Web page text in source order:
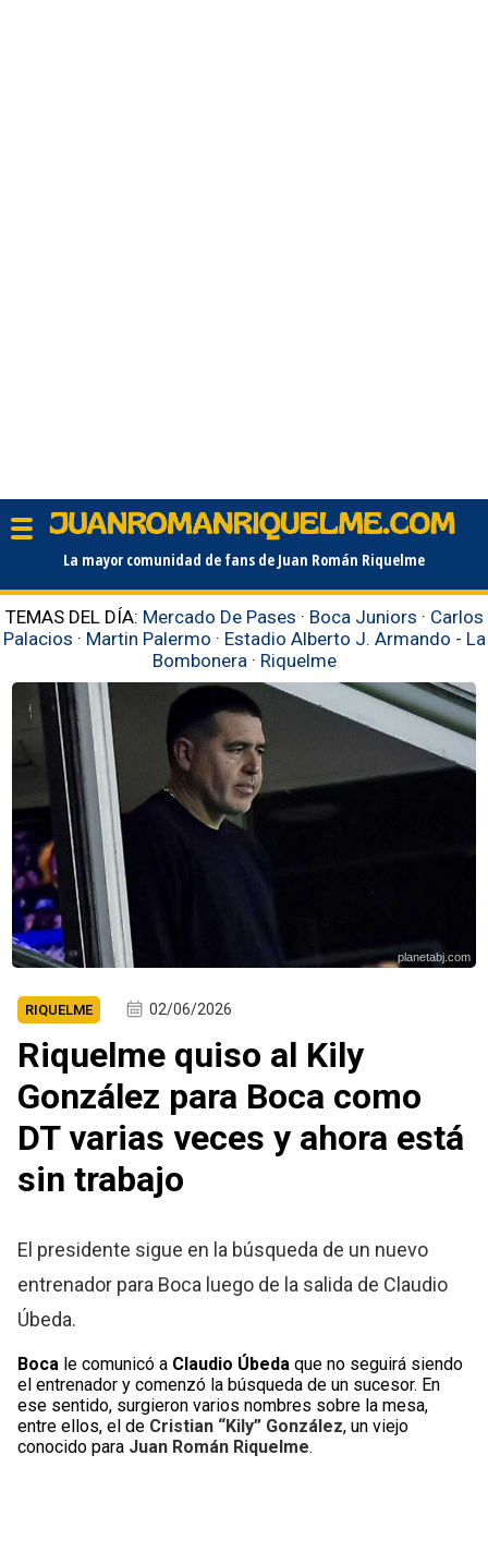
La mayor comunidad de fans de Juan Román Riquelme
TEMAS DEL DÍA: Mercado De Pases · Boca Juniors · Carlos
Palacios · Martin Palermo · Estadio Alberto J. Armando - La
Bombonera · Riquelme
planetabj.com
RIQUELME 02/06/2026
Riquelme quiso al Kily
González para Boca como
DT varias veces y ahora está
sin trabajo
El presidente sigue en la búsqueda de un nuevo
entrenador para Boca luego de la salida de Claudio
Úbeda.
Boca le comunicó a Claudio Úbeda que no seguirá siendo
el entrenador y comenzó la búsqueda de un sucesor. En
ese sentido, surgieron varios nombres sobre la mesa,
entre ellos, el de Cristian “Kily” González, un viejo
conocido para Juan Román Riquelme.